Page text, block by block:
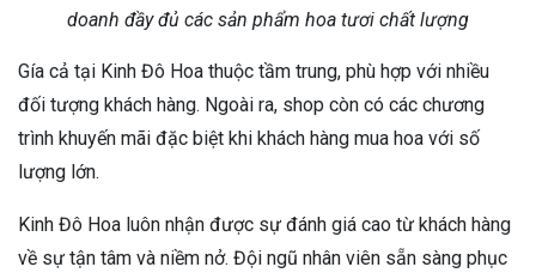
doanh đầy đủ các sản phẩm hoa tươi chất lượng
Gía cả tại Kinh Đô Hoa thuộc tầm trung, phù hợp với nhiều
đối tượng khách hàng. Ngoài ra, shop còn có các chương
trình khuyến mãi đặc biệt khi khách hàng mua hoa với số
lượng lớn.
Kinh Đô Hoa luôn nhận được sự đánh giá cao từ khách hàng
về sự tận tâm và niềm nở. Đội ngũ nhân viên sẵn sàng phục